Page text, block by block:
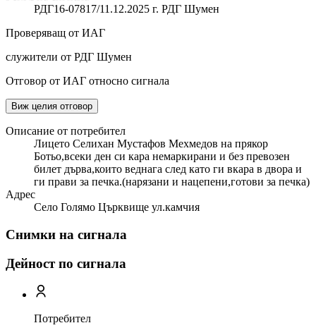
РДГ16-07817/11.12.2025 г. РДГ Шумен
Проверяващ от ИАГ
служители от РДГ Шумен
Отговор от ИАГ относно сигнала
Виж целия отговор
Описание от потребител
Лицето Селихан Мустафов Мехмедов на прякор
Ботьо,всеки ден си кара немаркирани и без превозен
билет дърва,които веднага след като ги вкара в двора и
ги прави за печка.(нарязани и нацепени,готови за печка)
Адрес
Село Голямо Църквище ул.камчия
Снимки на сигнала
Дейност по сигнала
Потребител